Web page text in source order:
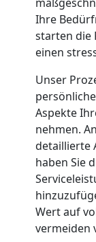
Ihre
starten die
einen
Unser
Aspekte
nehmen.
detaillierte
haben Sie
Wert auf
vermeiden